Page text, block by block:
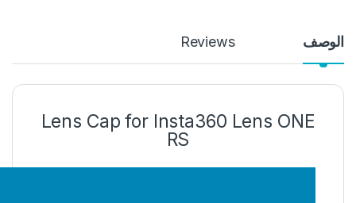
الوصف Reviews
Lens Cap for Insta360 Lens ONE
RS